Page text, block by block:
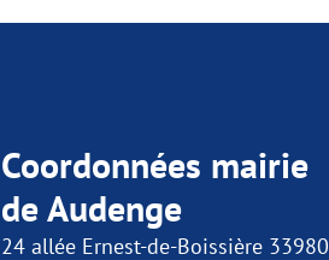
Coordonnées mairie
de Audenge
24 allée Ernest-de-Boissière 33980